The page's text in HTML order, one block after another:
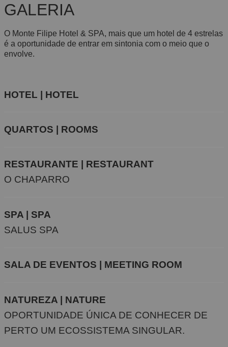
GALERIA
O Monte Filipe Hotel & SPA, mais que um hotel de 4 estrelas
é a oportunidade de entrar em sintonia com o meio que o
envolve.
HOTEL | HOTEL
QUARTOS | ROOMS
RESTAURANTE | RESTAURANT
O CHAPARRO
SPA | SPA
SALUS SPA
SALA DE EVENTOS | MEETING ROOM
NATUREZA | NATURE
OPORTUNIDADE ÚNICA DE CONHECER DE
PERTO UM ECOSSISTEMA SINGULAR.